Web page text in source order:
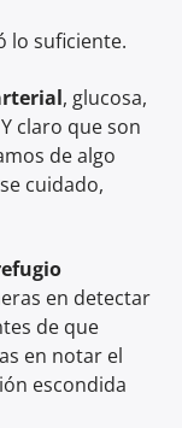
lo suficiente.
, glucosa,
claro que son
de algo
cuidado,
en detectar
de que
en notar el
escondida